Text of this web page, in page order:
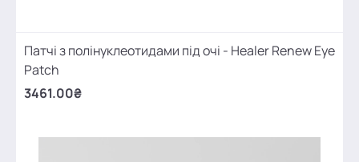
Патчі з полінуклеотидами під очі - Healer Renew Eye
Patch
3461.00₴